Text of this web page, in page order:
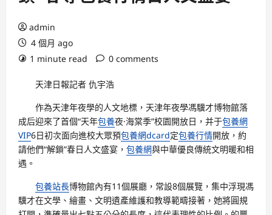
admin
4 個月 ago
1 minute read
0 comments
天津日報記者 仇宇浩
作為天津年夜學的人文地標，天津年夜學馮驥才博物館落
成后迎來了首個“天年包養夜·海棠季”校園開放日，并于包養網
VIP6日初次面向進校大眾預包養網dcard定包養行情開放，約
請他們“解鎖”春日人文盛宴， 包養網與中華優良傳統文明暖和相
遇。
包養站長博物館內有11個展廳，常設8個展覽，集中浮現馮
驥才在文學、繪畫、文明遺產維護和教導範疇接著，她將圓規